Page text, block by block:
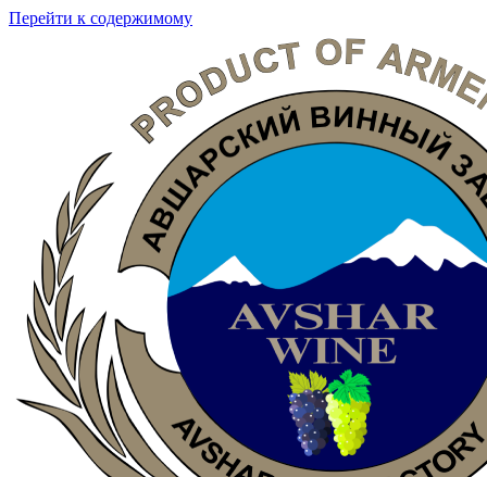
Перейти к содержимому